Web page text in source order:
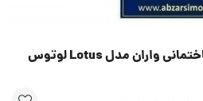
ست شیرآلات بهداشتی و ساختمانی واران مدل Lotus لوتوس